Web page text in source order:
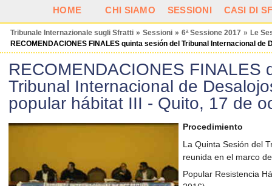
HOME CHI SIAMO SESSIONI CASI DI
Tribunale Internazionale sugli Sfratti » Sessioni » 6ª Sessione 2017 » Le
RECOMENDACIONES FINALES quinta sesión del Tribunal Internacional
RECOMENDACIONES FINALES
Tribunal Internacional de
popular hábitat III - Quito, 17 de
Procedimiento
La Quinta Sesión del
reunida en el marco
Popular Resistencia